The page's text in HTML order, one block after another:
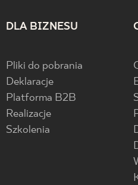
DLA BIZNESU
Pliki do pobrania
Deklaracje
Platforma B2B
Realizacje
Szkolenia